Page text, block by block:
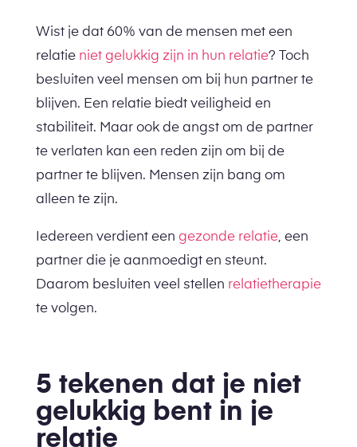
Wist je dat 60% van de mensen met een
relatie niet gelukkig zijn in hun relatie? Toch
besluiten veel mensen om bij hun partner te
blijven. Een relatie biedt veiligheid en
stabiliteit. Maar ook de angst om de partner
te verlaten kan een reden zijn om bij de
partner te blijven. Mensen zijn bang om
alleen te zijn.
Iedereen verdient een gezonde relatie, een
partner die je aanmoedigt en steunt.
Daarom besluiten veel stellen relatietherapie
te volgen.
5 tekenen dat je niet
gelukkig bent in je
relatie